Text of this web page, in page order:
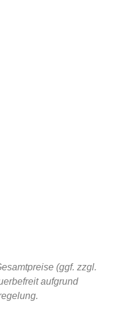
(ggf. zzgl.
aufgrund